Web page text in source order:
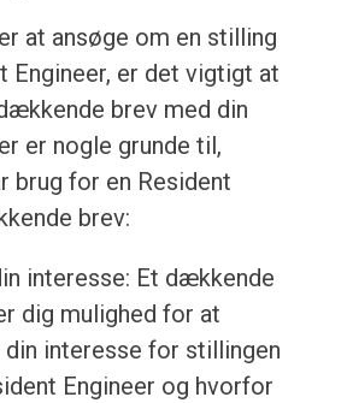
at ansøge om en stilling
Engineer, er det vigtigt at
brev med din
er nogle grunde til,
brug for en Resident
brev:
interesse: Et dækkende
dig mulighed for at
din interesse for stillingen
Engineer og hvorfor